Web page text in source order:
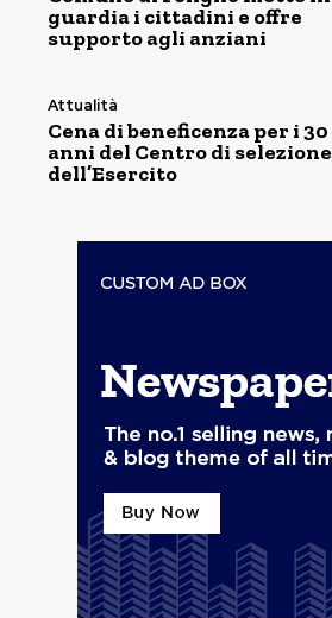
guardia i cittadini e offre
supporto agli anziani
Attualità
Cena di beneficenza per i 30
anni del Centro di selezione
dell’Esercito